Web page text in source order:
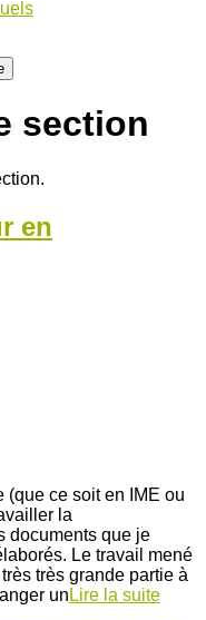
section
en
(que ce soit en IME ou
la
documents que je
Le travail mené
très grande partie à
un Lire la suite